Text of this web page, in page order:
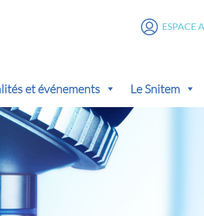
et événements Le Snitem
ESPACE